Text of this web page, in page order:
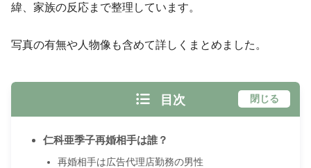
緯、家族の反応まで整理しています。
写真の有無や人物像も含めて詳しくまとめました。
目次 閉じる
仁科亜季子再婚相手は誰？
再婚相手は広告代理店勤務の男性